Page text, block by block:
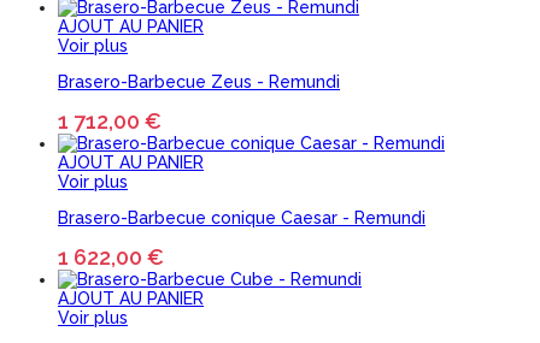
AJOUT AU PANIER
Voir plus
Brasero-Barbecue Zeus - Remundi
1 712,00 €
AJOUT AU PANIER
Voir plus
Brasero-Barbecue conique Caesar - Remundi
1 622,00 €
AJOUT AU PANIER
Voir plus